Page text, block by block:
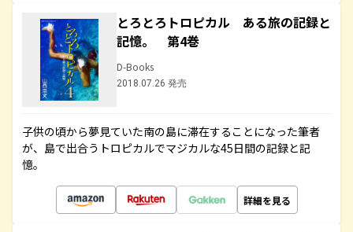
とろとろトロピカル ある旅の記録と
記憶。 第4巻
D-Books
2018.07.26 発売
子供の頃から夢見ていた南の島に滞在することになった筆者
が、島で出合うトロピカルでマジカルな45日間の記録と記
憶。
詳細を見る